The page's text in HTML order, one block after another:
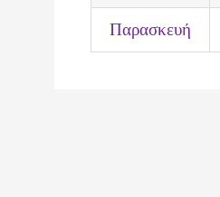
Παρασκευή